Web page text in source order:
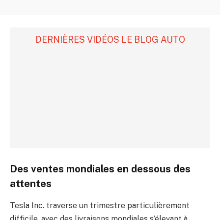
DERNIÈRES VIDÉOS LE BLOG AUTO
Des ventes mondiales en dessous des
attentes
Tesla Inc. traverse un trimestre particulièrement